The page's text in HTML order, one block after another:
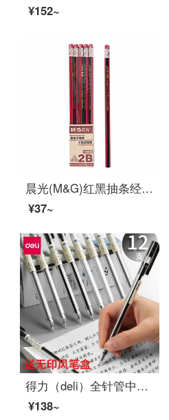
¥152~
晨光(M&G)红黑抽条经典六角木杆铅笔考试绘图铅笔2B黑色 10支/盒 红黑抽条 10支 AWP30804
¥37~
得力（deli）全针管中性笔0.38mm 可爱签字笔学生用碳素水笔办公用品 黑色ins风中性笔 12支/盒
¥138~